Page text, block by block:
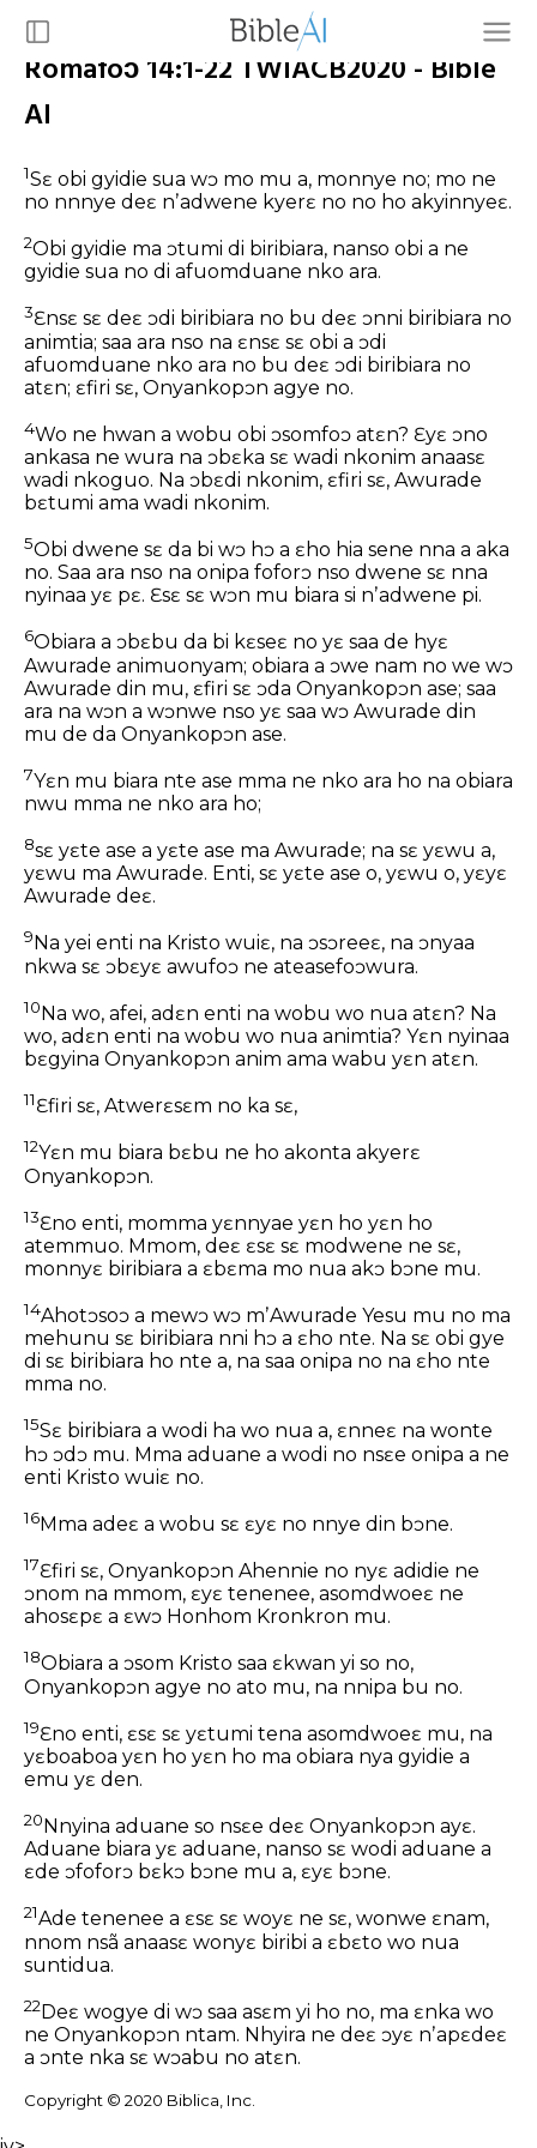
Romafoɔ 14:1-22 TWIACB2020 - Bible
AI
1Sɛ obi gyidie sua wɔ mo mu a, monnye no; mo ne
no nnnye deɛ nʼadwene kyerɛ no no ho akyinnyeɛ.
2Obi gyidie ma ɔtumi di biribiara, nanso obi a ne
gyidie sua no di afuomduane nko ara.
3Ɛnsɛ sɛ deɛ ɔdi biribiara no bu deɛ ɔnni biribiara no
animtia; saa ara nso na ɛnsɛ sɛ obi a ɔdi
afuomduane nko ara no bu deɛ ɔdi biribiara no
atɛn; ɛfiri sɛ, Onyankopɔn agye no.
4Wo ne hwan a wobu obi ɔsomfoɔ atɛn? Ɛyɛ ɔno
ankasa ne wura na ɔbɛka sɛ wadi nkonim anaasɛ
wadi nkoguo. Na ɔbɛdi nkonim, ɛfiri sɛ, Awurade
bɛtumi ama wadi nkonim.
5Obi dwene sɛ da bi wɔ hɔ a ɛho hia sene nna a aka
no. Saa ara nso na onipa foforɔ nso dwene sɛ nna
nyinaa yɛ pɛ. Ɛsɛ sɛ wɔn mu biara si nʼadwene pi.
6Obiara a ɔbɛbu da bi kɛseɛ no yɛ saa de hyɛ
Awurade animuonyam; obiara a ɔwe nam no we wɔ
Awurade din mu, ɛfiri sɛ ɔda Onyankopɔn ase; saa
ara na wɔn a wɔnwe nso yɛ saa wɔ Awurade din
mu de da Onyankopɔn ase.
7Yɛn mu biara nte ase mma ne nko ara ho na obiara
nwu mma ne nko ara ho;
8sɛ yɛte ase a yɛte ase ma Awurade; na sɛ yɛwu a,
yɛwu ma Awurade. Enti, sɛ yɛte ase o, yɛwu o, yɛyɛ
Awurade deɛ.
9 Na yei enti na Kristo wuiɛ, na ɔsɔreeɛ, na ɔnyaa
nkwa sɛ ɔbɛyɛ awufoɔ ne ateasefoɔwura.
10Na wo, afei, adɛn enti na wobu wo nua atɛn? Na
wo, adɛn enti na wobu wo nua animtia? Yɛn nyinaa
bɛgyina Onyankopɔn anim ama wabu yɛn atɛn.
11Ɛfiri sɛ, Atwerɛsɛm no ka sɛ,
12Yɛn mu biara bɛbu ne ho akonta akyerɛ
Onyankopɔn.
13Ɛno enti, momma yɛnnyae yɛn ho yɛn ho
atemmuo. Mmom, deɛ ɛsɛ sɛ modwene ne sɛ,
monnyɛ biribiara a ɛbɛma mo nua akɔ bɔne mu.
14Ahotɔsoɔ a mewɔ wɔ mʼAwurade Yesu mu no ma
mehunu sɛ biribiara nni hɔ a ɛho nte. Na sɛ obi gye
di sɛ biribiara ho nte a, na saa onipa no na ɛho nte
mma no.
15Sɛ biribiara a wodi ha wo nua a, ɛnneɛ na wonte
hɔ ɔdɔ mu. Mma aduane a wodi no nsɛe onipa a ne
enti Kristo wuiɛ no.
16Mma adeɛ a wobu sɛ ɛyɛ no nnye din bɔne.
17Ɛfiri sɛ, Onyankopɔn Ahennie no nyɛ adidie ne
ɔnom na mmom, ɛyɛ tenenee, asomdwoeɛ ne
ahosɛpɛ a ɛwɔ Honhom Kronkron mu.
18Obiara a ɔsom Kristo saa ɛkwan yi so no,
Onyankopɔn agye no ato mu, na nnipa bu no.
19Ɛno enti, ɛsɛ sɛ yɛtumi tena asomdwoeɛ mu, na
yɛboaboa yɛn ho yɛn ho ma obiara nya gyidie a
emu yɛ den.
20 Nnyina aduane so nsɛe deɛ Onyankopɔn ayɛ.
Aduane biara yɛ aduane, nanso sɛ wodi aduane a
ɛde ɔfoforɔ bɛkɔ bɔne mu a, ɛyɛ bɔne.
21Ade tenenee a ɛsɛ sɛ woyɛ ne sɛ, wonwe ɛnam,
nnom nsã anaasɛ wonyɛ biribi a ɛbɛto wo nua
suntidua.
22Deɛ wogye di wɔ saa asɛm yi ho no, ma ɛnka wo
ne Onyankopɔn ntam. Nhyira ne deɛ ɔyɛ nʼapɛdeɛ
a ɔnte nka sɛ wɔabu no atɛn.
Copyright © 2020 Biblica, Inc.